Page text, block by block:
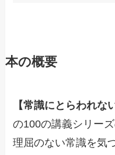
本の概要
【常識にとらわれな
の100の講義シリー
理屈のない常識を気